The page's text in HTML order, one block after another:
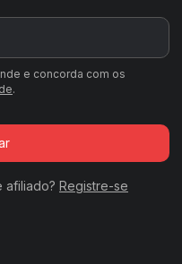
e concorda com os
.
afiliado? Registre-se